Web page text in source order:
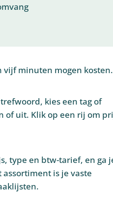
vijf minuten mogen kosten.
kies een tag of
of uit. Klik op een rij om
type en btw-tarief, en ga
is je vaste